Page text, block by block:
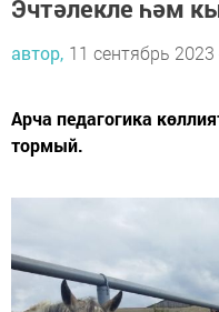
Эчтәлекле һәм
автор, 11 сентябрь 2023
Арча педагогика
тормый.